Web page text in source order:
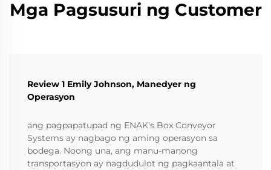
Mga Pagsusuri ng Customer
Review 1 Emily Johnson, Manedyer ng
Operasyon
ang pagpapatupad ng ENAK's Box Conveyor
Systems ay nagbago ng aming operasyon sa
bodega. Noong una, ang manu-manong
transportasyon ay nagdudulot ng pagkaantala at